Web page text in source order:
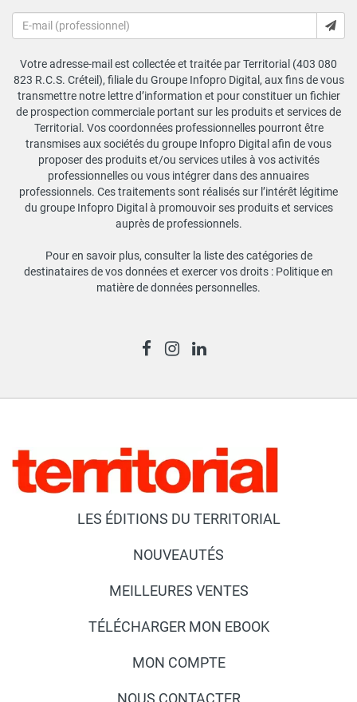
Votre adresse-mail est collectée et traitée par Territorial (403 080
823 R.C.S. Créteil), filiale du Groupe Infopro Digital, aux fins de vous
transmettre notre lettre d’information et pour constituer un fichier
de prospection commerciale portant sur les produits et services de
Territorial. Vos coordonnées professionnelles pourront être
transmises aux sociétés du groupe Infopro Digital afin de vous
proposer des produits et/ou services utiles à vos activités
professionnelles ou vous intégrer dans des annuaires
professionnels. Ces traitements sont réalisés sur l’intérêt légitime
du groupe Infopro Digital à promouvoir ses produits et services
auprès de professionnels.
Pour en savoir plus, consulter la liste des catégories de
destinataires de vos données et exercer vos droits : Politique en
matière de données personnelles.
LES ÉDITIONS DU TERRITORIAL
NOUVEAUTÉS
MEILLEURES VENTES
TÉLÉCHARGER MON EBOOK
MON COMPTE